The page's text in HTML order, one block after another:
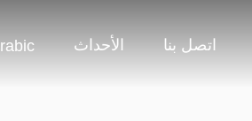
اتصل بنا الأحداث